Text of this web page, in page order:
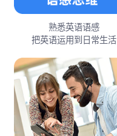
熟悉英语语感
把英语运用到日常生活